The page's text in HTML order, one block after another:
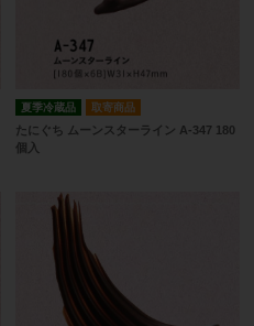
夏季冷蔵品 取寄商品
たにぐち ムーンスターライン A-347 180
個入